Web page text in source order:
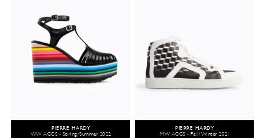
PIERRE HARDY
WW ACCS - Spring/Summer 2022
PIERRE HARDY
MW ACCS - Fall/Winter 2021